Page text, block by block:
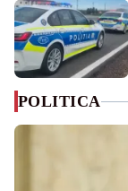
POLITICA